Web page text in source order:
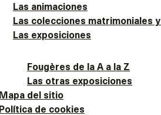
Las animaciones
Las colecciones matrimoniales
Las exposiciones
Fougères de la A a la Z
Las otras exposiciones
Mapa del sitio
Política de cookies